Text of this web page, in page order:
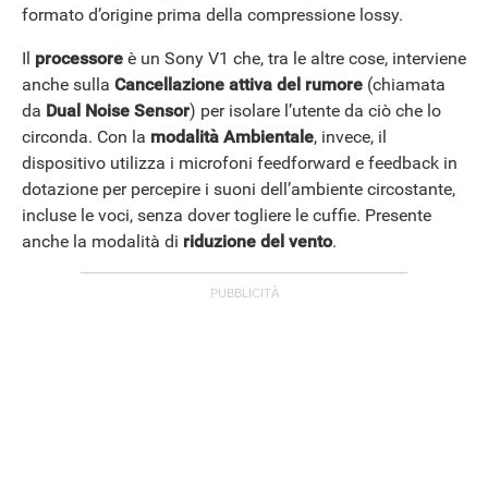
formato d’origine prima della compressione lossy.
Il processore è un Sony V1 che, tra le altre cose, interviene
anche sulla Cancellazione attiva del rumore (chiamata
da Dual Noise Sensor) per isolare l’utente da ciò che lo
circonda. Con la modalità Ambientale, invece, il
dispositivo utilizza i microfoni feedforward e feedback in
dotazione per percepire i suoni dell’ambiente circostante,
incluse le voci, senza dover togliere le cuffie. Presente
anche la modalità di riduzione del vento.